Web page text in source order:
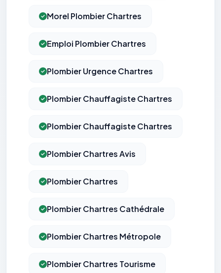
Morel Plombier Chartres
Emploi Plombier Chartres
Plombier Urgence Chartres
Plombier Chauffagiste Chartres
Plombier Chauffagiste Chartres
Plombier Chartres Avis
Plombier Chartres
Plombier Chartres Cathédrale
Plombier Chartres Métropole
Plombier Chartres Tourisme